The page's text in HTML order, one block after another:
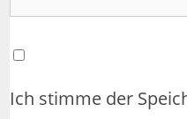
Ich stimme der